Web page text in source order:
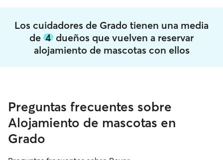
Los cuidadores de Grado tienen una media
de 4 dueños que vuelven a reservar
alojamiento de mascotas con ellos
Preguntas frecuentes sobre
Alojamiento de mascotas en
Grado